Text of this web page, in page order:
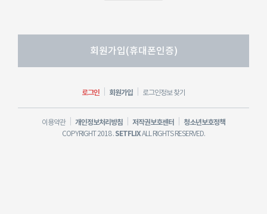
회원가입(휴대폰인증)
로그인 회원가입 로그인정보 찾기
이용약관 개인정보처리방침 저작권보호센터 청소년보호정책
COPYRIGHT 2018 . SETFLIXALL RIGHTS RESERVED.